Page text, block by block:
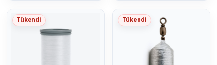
Tükendi Tükendi